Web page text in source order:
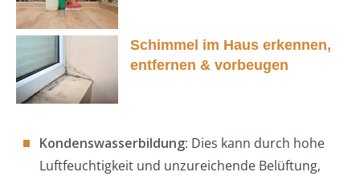
Schimmel im Haus erkennen,
entfernen & vorbeugen
Kondenswasserbildung: Dies kann durch hohe
Luftfeuchtigkeit und unzureichende Belüftung,